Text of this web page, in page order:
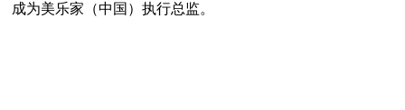
成为美乐家（中国）执行总监。